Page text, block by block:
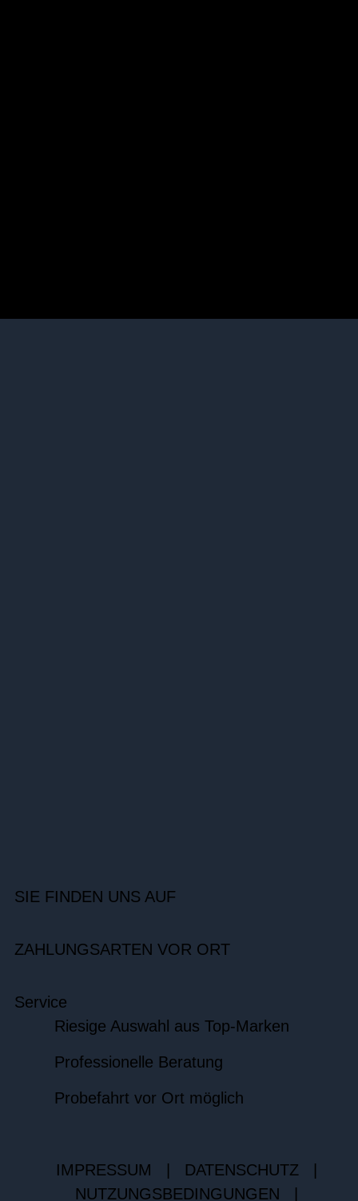
SIE FINDEN UNS AUF
ZAHLUNGSARTEN VOR ORT
Service
Riesige Auswahl aus Top-Marken
Professionelle Beratung
Probefahrt vor Ort möglich
IMPRESSUM DATENSCHUTZ
NUTZUNGSBEDINGUNGEN